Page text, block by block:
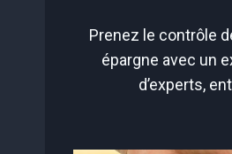
Prenez le contrôle
épargne avec un
d’experts,